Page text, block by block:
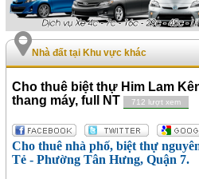
Nhà đất tại Khu vực khác
Cho thuê biệt thự Him Lam
thang máy, full NT
712 lượt xem
Cho thuê nhà phố, biệt thự
Tẻ - Phường Tân Hưng, Quận 7.